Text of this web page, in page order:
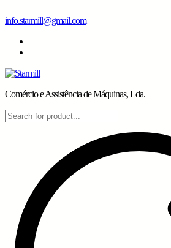
Skip
content
info.starmill@gmail.com
Comércio e Assistência de Máquinas, Lda.